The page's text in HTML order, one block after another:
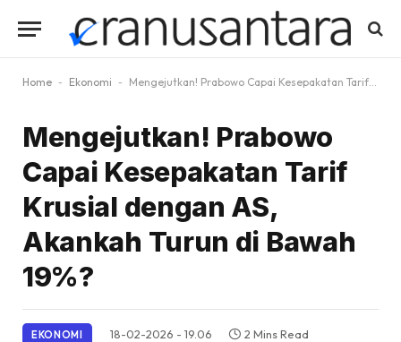
Home - Ekonomi - Mengejutkan! Prabowo Capai Kesepakatan Tarif Krusial dengan AS, Akankah Turun di Bawah 19%?
Mengejutkan! Prabowo
Capai Kesepakatan Tarif
Krusial dengan AS,
Akankah Turun di Bawah
19%?
EKONOMI 18-02-2026 - 19.06
2 Mins Read